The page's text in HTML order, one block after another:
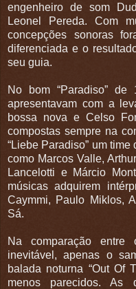
engenheiro de som
Leonel Pereda. Com
concepções sonoras
diferenciada e o
seu guia.
No bom “Paradiso”
apresentavam com a
bossa nova e Celso
compostas sempre na
“Liebe Paradiso” um
como Marcos Valle,
Lancelotti e Márcio
músicas adquirem
Caymmi, Paulo Miklos,
Sá.
Na comparação
inevitável, apenas o
balada noturna “Out Of
menos parecidos. As